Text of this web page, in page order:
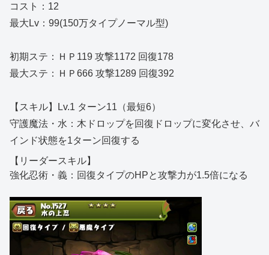
コスト：12
最大Lv：99(150万タイプノーマル型)
初期ステ：ＨＰ119 攻撃1172 回復178
最大ステ：ＨＰ666 攻撃1289 回復392
【スキル】Lv.1 ターン11（最短6）
守護魔法・水：木ドロップを回復ドロップに変化させ、バ
インド状態を1ターン回復する
【リーダースキル】
強化忍術・義：回復タイプのHPと攻撃力が1.5倍になる